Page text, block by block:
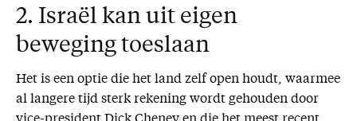
2. Israël kan uit eigen
beweging toeslaan
Het is een optie die het land zelf open houdt, waarmee
al langere tijd sterk rekening wordt gehouden door